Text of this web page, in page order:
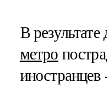
В результате
метро
иностранцев